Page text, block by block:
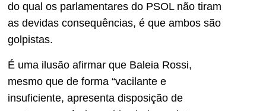
do qual os parlamentares do PSOL não tiram
as devidas consequências, é que ambos são
golpistas.
É uma ilusão afirmar que Baleia Rossi,
mesmo que de forma “vacilante e
insuficiente, apresenta disposição de